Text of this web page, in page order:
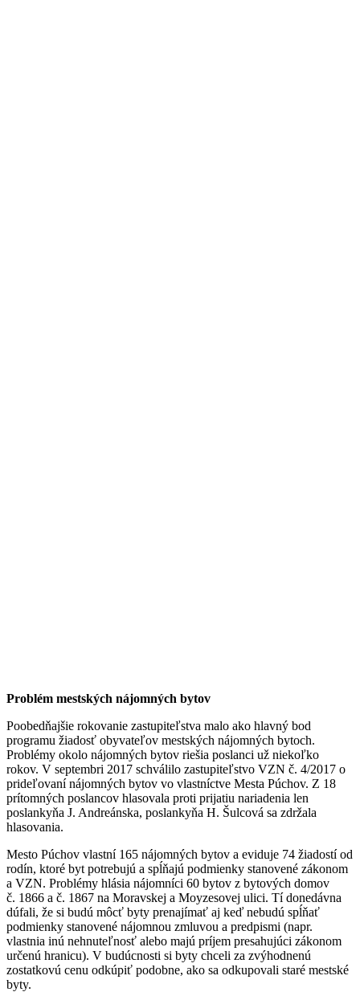
Problém mestských nájomných bytov
Poobedňajšie rokovanie zastupiteľstva malo ako hlavný bod
programu žiadosť obyvateľov mestských nájomných bytoch.
Problémy okolo nájomných bytov riešia poslanci už niekoľko
rokov. V septembri 2017 schválilo zastupiteľstvo VZN č. 4/2017 o
prideľovaní nájomných bytov vo vlastníctve Mesta Púchov. Z 18
prítomných poslancov hlasovala proti prijatiu nariadenia len
poslankyňa J. Andreánska, poslankyňa H. Šulcová sa zdržala
hlasovania.
Mesto Púchov vlastní 165 nájomných bytov a eviduje 74 žiadostí od
rodín, ktoré byt potrebujú a spĺňajú podmienky stanovené zákonom
a VZN. Problémy hlásia nájomníci 60 bytov z bytových domov
č. 1866 a č. 1867 na Moravskej a Moyzesovej ulici. Tí donedávna
dúfali, že si budú môcť byty prenajímať aj keď nebudú spĺňať
podmienky stanovené nájomnou zmluvou a predpismi (napr.
vlastnia inú nehnuteľnosť alebo majú príjem presahujúci zákonom
určenú hranicu). V budúcnosti si byty chceli za zvýhodnenú
zostatkovú cenu odkúpiť podobne, ako sa odkupovali staré mestské
byty.